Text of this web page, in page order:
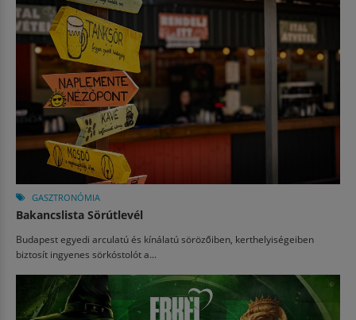
GASZTRONÓMIA
Bakancslista Sörútlevél
Budapest egyedi arculatú és kínálatú sörözőiben, kerthelyiségeiben
biztosít ingyenes sörkóstolót a...